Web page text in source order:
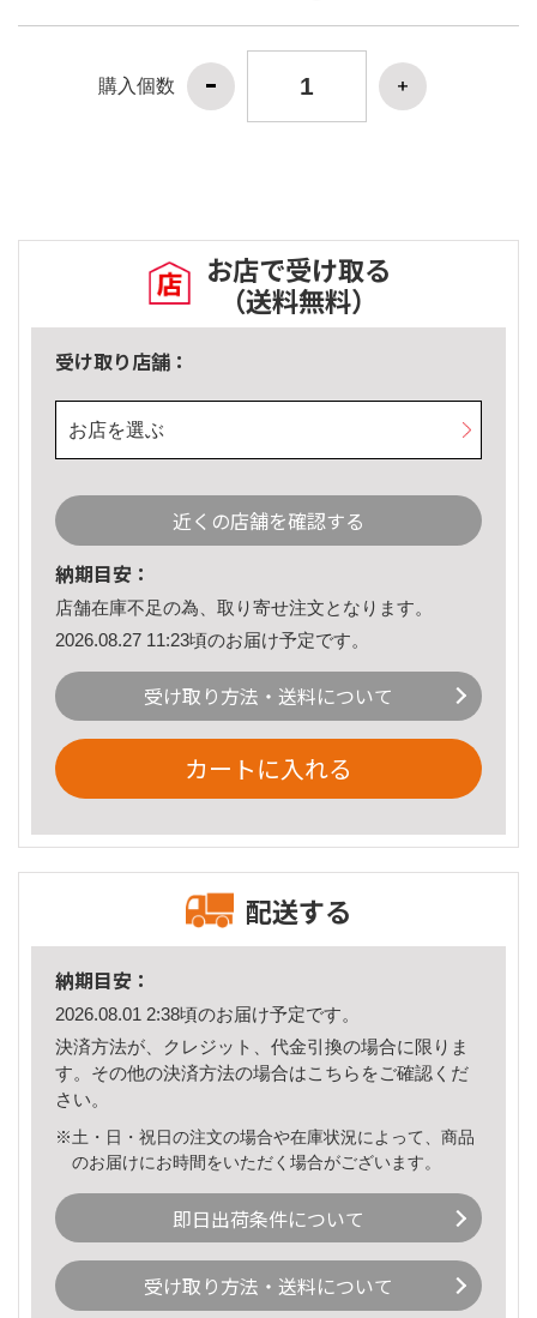
購入個数
お店で受け取る
（送料無料）
受け取り店舗：
お店を選ぶ
近くの店舗を確認する
納期目安：
店舗在庫不足の為、取り寄せ注文となります。
2026.08.27 11:23頃のお届け予定です。
受け取り方法・送料について
カートに入れる
配送する
納期目安：
2026.08.01 2:38頃のお届け予定です。
決済方法が、クレジット、代金引換の場合に限りま
す。その他の決済方法の場合はこちら をご確認くだ
さい。
※土・日・祝日の注文の場合や在庫状況によって、商品
のお届けにお時間をいただく場合がございます。
即日出荷条件について
受け取り方法・送料について